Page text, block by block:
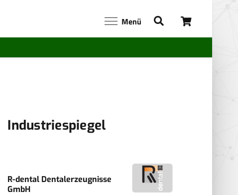
Menü
Industriespiegel
R-dental Dentalerzeugnisse
GmbH